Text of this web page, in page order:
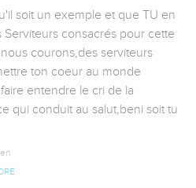
soit un exemple et que TU en
Serviteurs consacrés pour cette
courons,des serviteurs
ton coeur au monde
entendre le cri de la
qui conduit au salut,beni soit tu